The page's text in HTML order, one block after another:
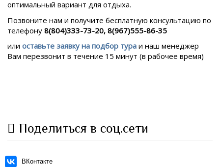
оптимальный вариант для отдыха.
Позвоните нам и получите бесплатную консультацию по
телефону 8(804)333-73-20, 8(967)555-86-35
или оставьте заявку на подбор тура и наш менеджер
Вам перезвонит в течение 15 минут (в рабочее время)
Поделиться в соц.сети
ВКонтакте